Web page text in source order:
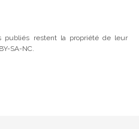
publiés restent la propriété de leur
SA-NC.